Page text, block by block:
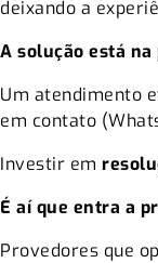
deixando a
A solução está
Um atendimento
em contato
Investir em
É aí que entra a
Provedores que